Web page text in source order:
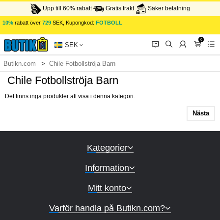
Upp till 60% rabatt Gratis frakt Säker betalning
10% rabatt över 729 SEK, Kupongkod: FOTBOLL
SEK 󰂱 󰂨 󰃳
0
󰃦 󰃖
Butikn.com Chile Fotbollströja Barn
Chile Fotbollströja Barn
Det finns inga produkter att visa i denna kategori.
Nästa
Kategorier
Information
Mitt konto
Varför handla på Butikn.com?